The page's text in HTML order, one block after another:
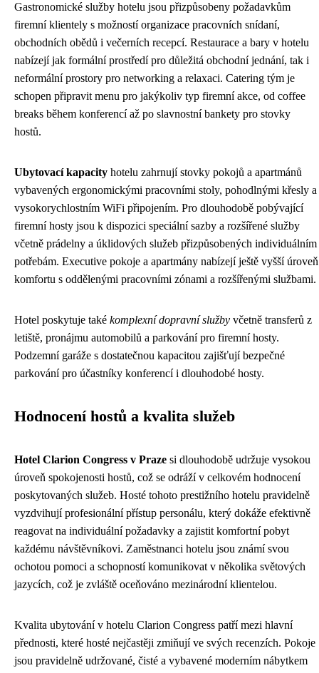
Gastronomické služby hotelu jsou přizpůsobeny požadavkům
firemní klientely s možností organizace pracovních snídaní,
obchodních obědů i večerních recepcí. Restaurace a bary v hotelu
nabízejí jak formální prostředí pro důležitá obchodní jednání, tak i
neformální prostory pro networking a relaxaci. Catering tým je
schopen připravit menu pro jakýkoliv typ firemní akce, od coffee
breaks během konferencí až po slavnostní bankety pro stovky
hostů.
Ubytovací kapacity hotelu zahrnují stovky pokojů a apartmánů
vybavených ergonomickými pracovními stoly, pohodlnými křesly a
vysokorychlostním WiFi připojením. Pro dlouhodobě pobývající
firemní hosty jsou k dispozici speciální sazby a rozšířené služby
včetně prádelny a úklidových služeb přizpůsobených individuálním
potřebám. Executive pokoje a apartmány nabízejí ještě vyšší úroveň
komfortu s oddělenými pracovními zónami a rozšířenými službami.
Hotel poskytuje také komplexní dopravní služby včetně transferů z
letiště, pronájmu automobilů a parkování pro firemní hosty.
Podzemní garáže s dostatečnou kapacitou zajišťují bezpečné
parkování pro účastníky konferencí i dlouhodobé hosty.
Hodnocení hostů a kvalita služeb
Hotel Clarion Congress v Praze si dlouhodobě udržuje vysokou
úroveň spokojenosti hostů, což se odráží v celkovém hodnocení
poskytovaných služeb. Hosté tohoto prestižního hotelu pravidelně
vyzdvihují profesionální přístup personálu, který dokáže efektivně
reagovat na individuální požadavky a zajistit komfortní pobyt
každému návštěvníkovi. Zaměstnanci hotelu jsou známí svou
ochotou pomoci a schopností komunikovat v několika světových
jazycích, což je zvláště oceňováno mezinárodní klientelou.
Kvalita ubytování v hotelu Clarion Congress patří mezi hlavní
přednosti, které hosté nejčastěji zmiňují ve svých recenzích. Pokoje
jsou pravidelně udržované, čisté a vybavené moderním nábytkem